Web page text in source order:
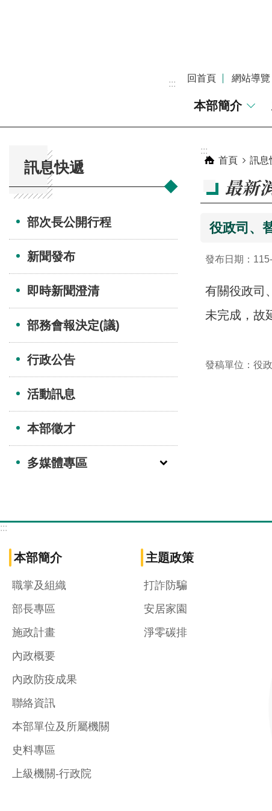
:::
回首頁 網站導覽
本部簡介
訊息快遞
部次長公開行程
新聞發布
即時新聞澄清
部務會報決定(議)
行政公告
活動訊息
本部徵才
多媒體專區
:::
首頁
訊息
最新
役政司、
發布日期：
有關役政司
未完成，故
發稿單位：役
:::
本部簡介
職掌及組織
部長專區
施政計畫
內政概要
內政防疫成果
聯絡資訊
本部單位及所屬機關
史料專區
上級機關-行政院
主題政策
打詐防騙
安居家園
淨零碳排